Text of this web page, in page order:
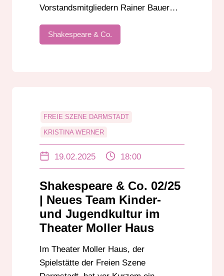
Vorstandsmitgliedern Rainer Bauer…
Shakespeare & Co.
FREIE SZENE DARMSTADT
KRISTINA WERNER
THERESA REUBOLD
19.02.2025 18:00
Shakespeare & Co. 02/25
| Neues Team Kinder-
und Jugendkultur im
Theater Moller Haus
Im Theater Moller Haus, der
Spielstätte der Freien Szene